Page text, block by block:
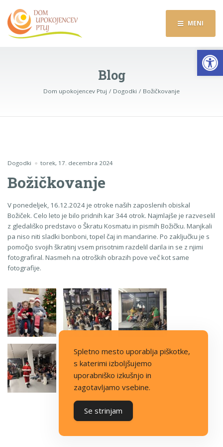
MENI
Blog
Dom upokojencev Ptuj Dogodki Božičkovanje
Dogodki torek, 17. decembra 2024
Božičkovanje
V ponedeljek, 16.12.2024 je otroke naših zaposlenih obiskal
Božiček. Celo leto je bilo pridnih kar 344 otrok. Najmlajše je razveselil
z gledališko predstavo o Škratu Kosmatu in pismih Božičku. Manjkali
pa niso niti sladki bonboni, topel čaj in mandarine. Po zaključku je s
pomočjo svojih škratinj vsem prisotnim razdelil darila in se z njimi
fotografiral. Nasmeh na otroških obrazih pove več kot same
fotografije.
Spletno mesto uporablja piškotke,
s katerimi izboljšujemo
uporabniško izkušnjo in
zagotavljamo vsebine.
Se strinjam